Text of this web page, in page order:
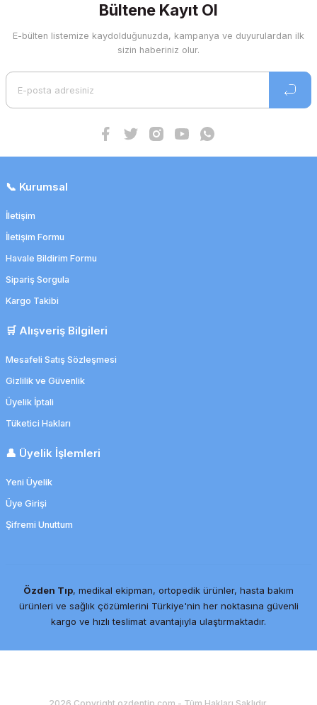
Bültene Kayıt Ol
E-bülten listemize kaydolduğunuzda, kampanya ve duyurulardan ilk
sizin haberiniz olur.
📞 Kurumsal
İletişim
İletişim Formu
Havale Bildirim Formu
Sipariş Sorgula
Kargo Takibi
🛒 Alışveriş Bilgileri
Mesafeli Satış Sözleşmesi
Gizlilik ve Güvenlik
Üyelik İptali
Tüketici Hakları
👤 Üyelik İşlemleri
Yeni Üyelik
Üye Girişi
Şifremi Unuttum
Özden Tıp, medikal ekipman, ortopedik ürünler, hasta bakım
ürünleri ve sağlık çözümlerini Türkiye'nin her noktasına güvenli
kargo ve hızlı teslimat avantajıyla ulaştırmaktadır.